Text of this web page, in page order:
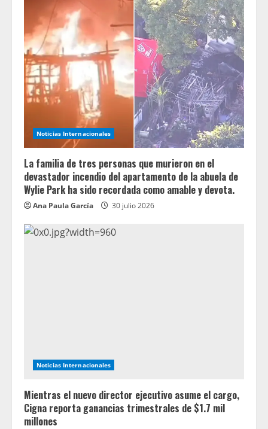
Noticias Internacionales
La familia de tres personas que murieron en el
devastador incendio del apartamento de la abuela de
Wylie Park ha sido recordada como amable y devota.
Ana Paula García 30 julio 2026
Noticias Internacionales
Mientras el nuevo director ejecutivo asume el cargo,
Cigna reporta ganancias trimestrales de $1.7 mil
millones